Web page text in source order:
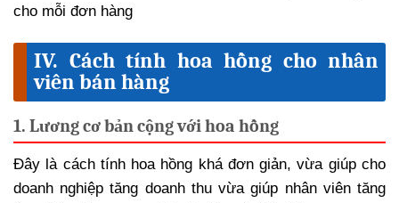
cho mỗi đơn hàng
IV. Cách tính hoa hồng cho nhân
viên bán hàng
1. Lương cơ bản cộng với hoa hồng
Đây là cách tính hoa hồng khá đơn giản, vừa giúp cho
doanh nghiệp tăng doanh thu vừa giúp nhân viên tăng